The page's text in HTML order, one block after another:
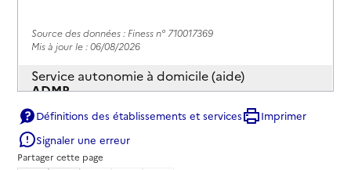
Source des données : Finess n° 710017369
Mis à jour le : 06/08/2026
Service autonomie à domicile (aide)
ADMR
Adresse
12 rue Lauchien le Boucher - BP 77
71400-Autun
Définitions des établissements et services
Imprimer
Signaler une erreur
Partager cette page